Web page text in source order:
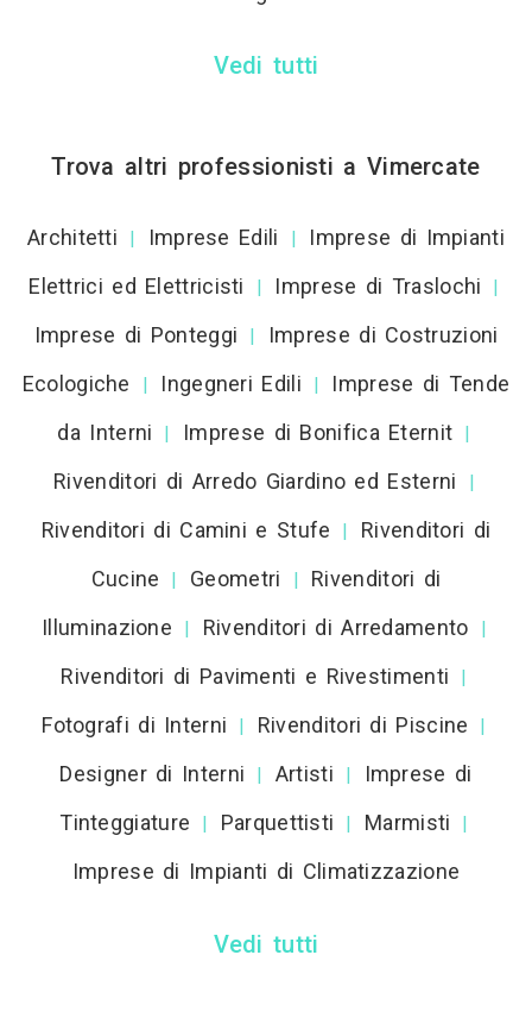
Vedi tutti
Trova altri professionisti a Vimercate
Architetti | Imprese Edili |
Imprese di Impianti
Elettrici ed Elettricisti
| Imprese di Traslochi |
Imprese di Ponteggi |
Imprese di Costruzioni
Ecologiche
| Ingegneri Edili |
Imprese di Tende
da Interni
| Imprese di Bonifica Eternit |
Rivenditori di Arredo Giardino ed Esterni |
Rivenditori di Camini e Stufe |
Rivenditori di
Cucine
| Geometri |
Rivenditori di
Illuminazione
| Rivenditori di Arredamento |
Rivenditori di Pavimenti e Rivestimenti |
Fotografi di Interni | Rivenditori di Piscine |
Designer di Interni | Artisti |
Imprese di
Tinteggiature
| Parquettisti | Marmisti |
Imprese di Impianti di Climatizzazione
Vedi tutti